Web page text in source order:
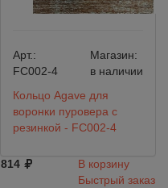
Арт.:
FC002-4
Магазин:
в наличии
Кольцо Agave для
воронки пуровера с
резинкой - FC002-4
814
В корзину
Быстрый заказ